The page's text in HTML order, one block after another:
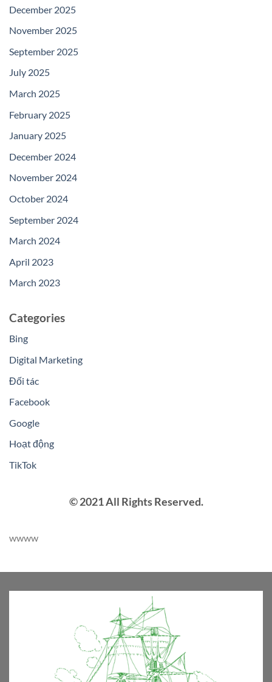
December 2025
November 2025
September 2025
July 2025
March 2025
February 2025
January 2025
December 2024
November 2024
October 2024
September 2024
March 2024
April 2023
March 2023
Categories
Bing
Digital Marketing
Đối tác
Facebook
Google
Hoạt động
TikTok
© 2021 All Rights Reserved.
wwww